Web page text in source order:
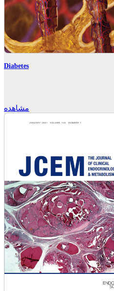
Diabetes
مشاهده